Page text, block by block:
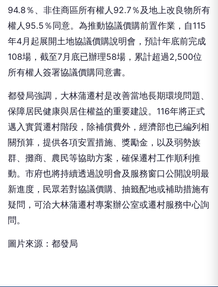
94.8％、非住商區所有權人92.7％及地上改良物所有
權人95.5％同意。為推動協議價購前置作業，自115
年4月起展開土地協議價購說明會，預計年底前完成
108場，截至7月底已辦理58場，累計超過2,500位
所有權人簽署協議價購同意書。
都發局強調，大林蒲遷村是改善當地長期環境問題、
保障居民健康與居住權益的重要建設。116年將正式
邁入實質遷村階段，除補償費外，經濟部也已編列相
關預算，提供各項安置措施、獎勵金，以及弱勢族
群、攤商、農民等協助方案，確保遷村工作順利推
動。市府也將持續透過說明會及服務窗口公開說明最
新進度，民眾若對協議價購、抽籤配地或補助措施有
疑問，可洽大林蒲遷村專案辦公室或遷村服務中心詢
問。
圖片來源：都發局